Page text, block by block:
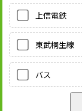
上信電鉄
東武桐生線
バス